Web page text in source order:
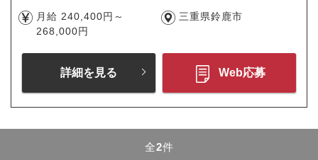
月給 240,400円～
268,000円
三重県鈴鹿市
詳細を見る Web応募
全2件